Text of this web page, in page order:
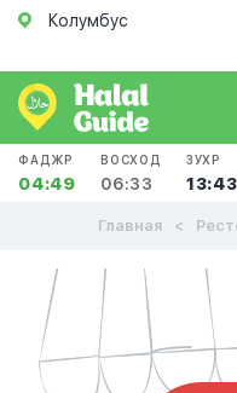
Колумбус
ФАДЖР
04:49
ВОСХОД
06:33
ЗУХР
13:43
Главная